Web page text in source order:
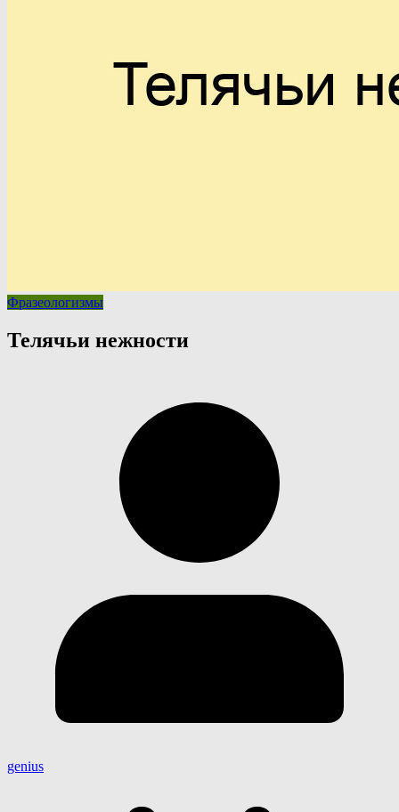
Фразеологизмы
Телячьи нежности
genius